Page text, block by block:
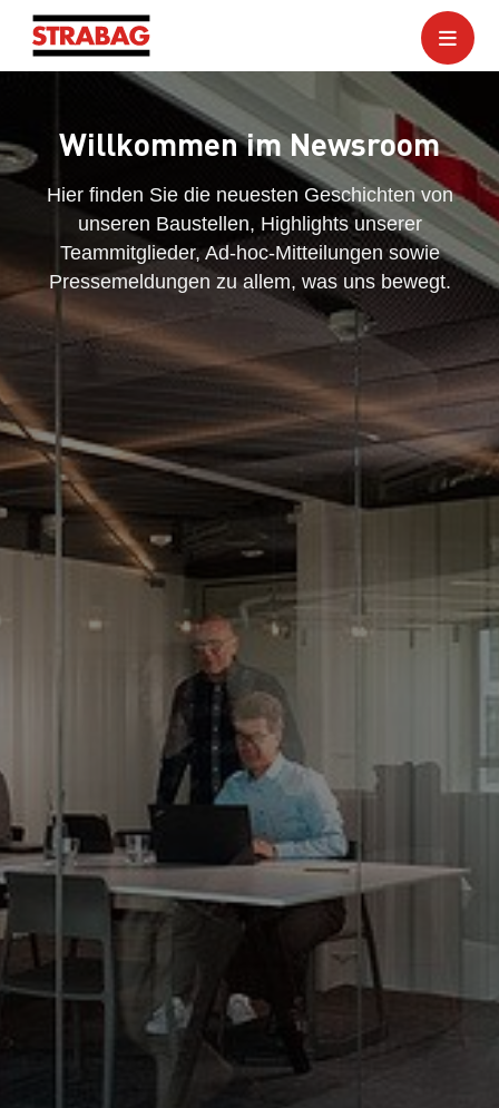
Willkommen im Newsroom
Hier finden Sie die neuesten Geschichten von
unseren Baustellen, Highlights unserer
Teammitglieder, Ad-hoc-Mitteilungen sowie
Pressemeldungen zu allem, was uns bewegt.